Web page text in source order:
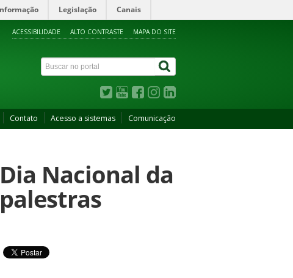
Legislação Canais
ACESSIBILIDADE ALTO CONTRASTE MAPA DO SITE
Contato Acesso a sistemas Comunicação
Nacional da